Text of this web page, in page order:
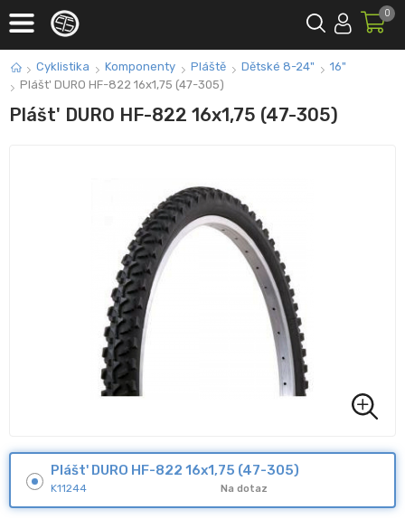
0
Cyklistika Komponenty Pláště Dětské 8-24"
16"
Plášt' DURO HF-822 16x1,75 (47-305)
Plášt' DURO HF-822 16x1,75 (47-305)
Plášt' DURO HF-822 16x1,75 (47-305)
K11244 Na dotaz